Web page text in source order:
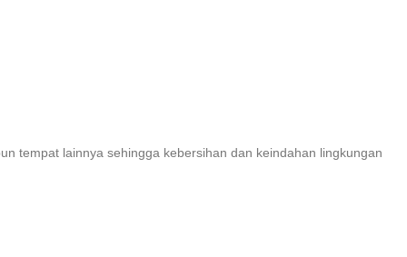
tempat lainnya sehingga kebersihan dan keindahan lingkungan